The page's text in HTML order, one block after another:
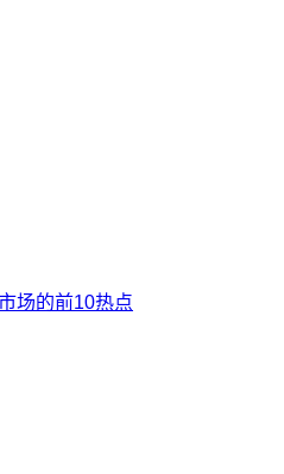
场的前10热点